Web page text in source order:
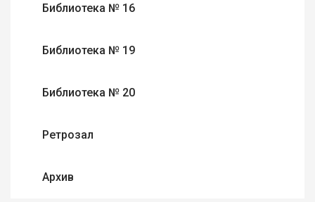
Библиотека № 16
Библиотека № 19
Библиотека № 20
Ретрозал
Архив